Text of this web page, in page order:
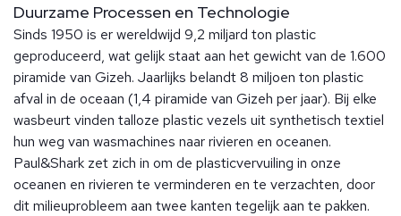
Duurzame Processen en Technologie
Sinds 1950 is er wereldwijd 9,2 miljard ton plastic
geproduceerd, wat gelijk staat aan het gewicht van de 1.600
piramide van Gizeh. Jaarlijks belandt 8 miljoen ton plastic
afval in de oceaan (1,4 piramide van Gizeh per jaar). Bij elke
wasbeurt vinden talloze plastic vezels uit synthetisch textiel
hun weg van wasmachines naar rivieren en oceanen.
Paul&Shark zet zich in om de plasticvervuiling in onze
oceanen en rivieren te verminderen en te verzachten, door
dit milieuprobleem aan twee kanten tegelijk aan te pakken.